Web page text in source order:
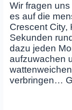
Wir fragen
es auf die
Crescent City,
Sekunden
dazu jeden
aufzuwachen
verbringen…